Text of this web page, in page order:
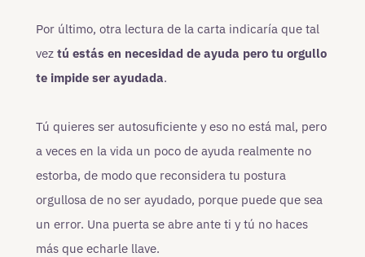
Por último, otra lectura de la carta indicaría que tal
vez tú estás en necesidad de ayuda pero tu orgullo
te impide ser ayudada.
Tú quieres ser autosuficiente y eso no está mal, pero
a veces en la vida un poco de ayuda realmente no
estorba, de modo que reconsidera tu postura
orgullosa de no ser ayudado, porque puede que sea
un error. Una puerta se abre ante ti y tú no haces
más que echarle llave.